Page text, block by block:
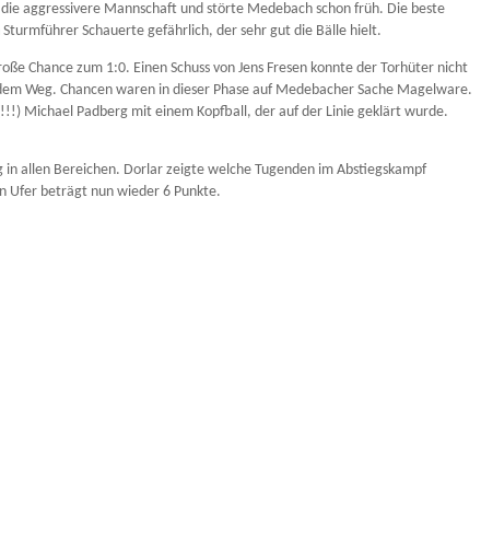
aggressivere Mannschaft und störte Medebach schon früh. Die beste
Schauerte gefährlich, der sehr gut die Bälle hielt.
Chance zum 1:0. Einen Schuss von Jens Fresen konnte der Torhüter nicht
Weg. Chancen waren in dieser Phase auf Medebacher Sache Magelware.
Michael Padberg mit einem Kopfball, der auf der Linie geklärt wurde.
allen Bereichen. Dorlar zeigte welche Tugenden im Abstiegskampf
Ufer beträgt nun wieder 6 Punkte.